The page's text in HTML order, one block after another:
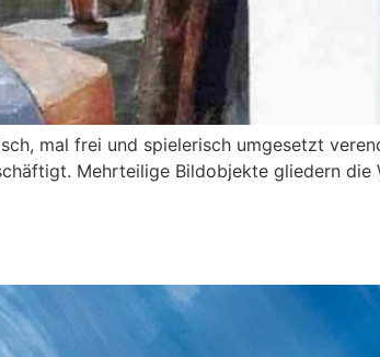
mal frei und spielerisch umgesetzt
Mehrteilige Bildobjekte gliedern die